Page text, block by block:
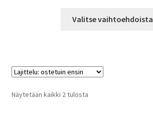
-
Valitse vaihtoehdoista
Näytetään kaikki 2 tulostaSuosituimmat